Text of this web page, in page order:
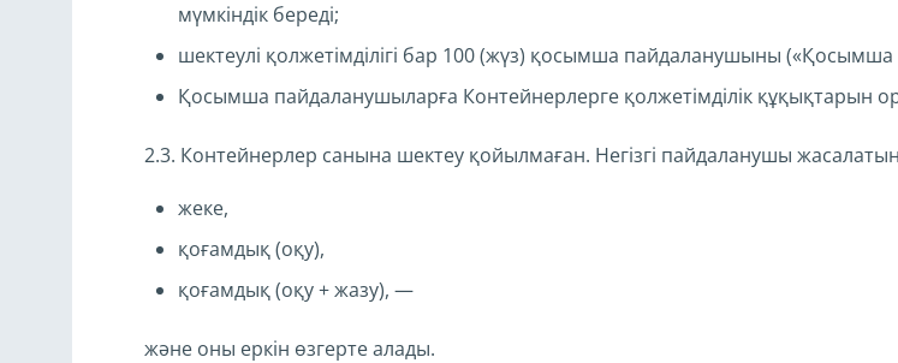
мүмкіндік береді;
шектеулі қолжетімділігі бар 100 (жүз) қосымша пайдаланушыны
Қосымша пайдаланушыларға Контейнерлерге қолжетімділік құқықтарын
2.3. Контейнерлер санына шектеу қойылмаған. Негізгі пайдаланушы
жеке,
қоғамдық (оқу),
қоғамдық (оқу + жазу), —
және оны еркін өзгерте алады.